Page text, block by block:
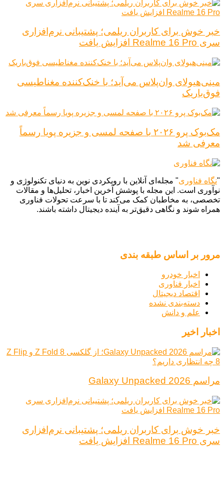
خبر خوش برای کاربران ریلمی؛ پشتیبانی نرم‌افزاری
سری Realme 16 Pro افزایش یافت
مینی‌هیولای وان‌پلاس می‌آید؛ با خنک‌کننده مغناطیسی
فوق‌باریک
مک‌بوک پرو ۲۰۲۶ با صفحه لمسی و جزیره پویا رسماً
معرفی شد
"نگاه فناوری" مجله‌ای آنلاین با رویکردی نوین به دنیای تکنولوژی و
نوآوری است. این مجله با پوشش آخرین اخبار، تحلیل‌ها و مقالات
تخصصی، به مخاطبان کمک می‌کند تا با سرعت تحولات فناوری
همراه شوند و نگاهی دقیق‌تر به آینده دیجیتال داشته باشند.
مرور بر اساس طبقه بندی
اخبار خودرو
اخبار فناوری
اقتصاد دیجیتال
دسته‌بندی نشده
علم و دانش
اخبار اخیر
مراسم Galaxy Unpacked 2026
خبر خوش برای کاربران ریلمی؛ پشتیبانی نرم‌افزاری
سری Realme 16 Pro افزایش یافت